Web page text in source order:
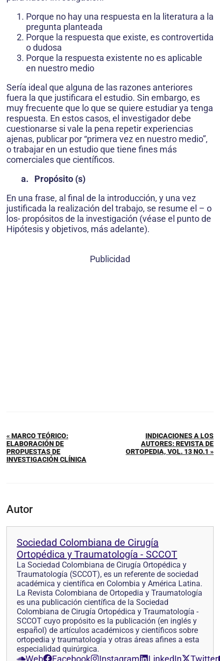
Porque no hay una respuesta en la literatura a la
pregunta planteada
Porque la respuesta que existe, es controvertida
o dudosa
Porque la respuesta existente no es aplicable
en nuestro medio
Sería ideal que alguna de las razones anteriores
fuera la que justificara el estudio. Sin embargo, es
muy frecuente que lo que se quiere estudiar ya tenga
respuesta. En estos casos, el investigador debe
cuestionarse si vale la pena repetir experiencias
ajenas, publicar por “primera vez en nuestro medio”,
o trabajar en un estudio que tiene fines más
comerciales que científicos.
a. Propósito (s)
En una frase, al final de la introducción, y una vez
justificada la realización del trabajo, se resume el – o
los- propósitos de la investigación (véase el punto de
Hipótesis y objetivos, más adelante).
Publicidad
« MARCO TEÓRICO:
ELABORACIÓN DE
PROPUESTAS DE
INVESTIGACIÓN CLÍNICA
INDICACIONES A LOS
AUTORES: REVISTA DE
ORTOPEDIA, VOL. 13 NO.1 »
Autor
Sociedad Colombiana de Cirugía
Ortopédica y Traumatología - SCCOT
La Sociedad Colombiana de Cirugía Ortopédica y
Traumatología (SCCOT), es un referente de sociedad
académica y científica en Colombia y América Latina.
La Revista Colombiana de Ortopedia y Traumatología
es una publicación científica de la Sociedad
Colombiana de Cirugía Ortopédica y Traumatología -
SCCOT cuyo propósito es la publicación (en inglés y
español) de artículos académicos y científicos sobre
ortopedia y traumatología y otras áreas afines a esta
especialidad quirúrgica.
Web Facebook Instagram LinkedIn Twitter